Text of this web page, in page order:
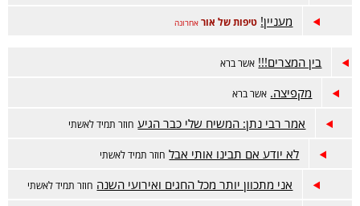
מעניין! טיפות של אור אחרונה
בין המצרים!!! אשר ברא
מקפיצה. אשר ברא
אמר רבי נתן: המשיח שלי כבר הגיע חוזר תמיד לאשתי
לא יודע אם תבינו אותי אבל חוזר תמיד לאשתי
אני מתכוון יותר מכל החגים ואירועי השנה חוזר תמיד לאשתי